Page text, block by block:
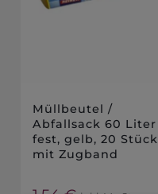
Müllbeutel /
Abfallsack 60 Liter
fest, gelb, 20 Stück
mit Zugband